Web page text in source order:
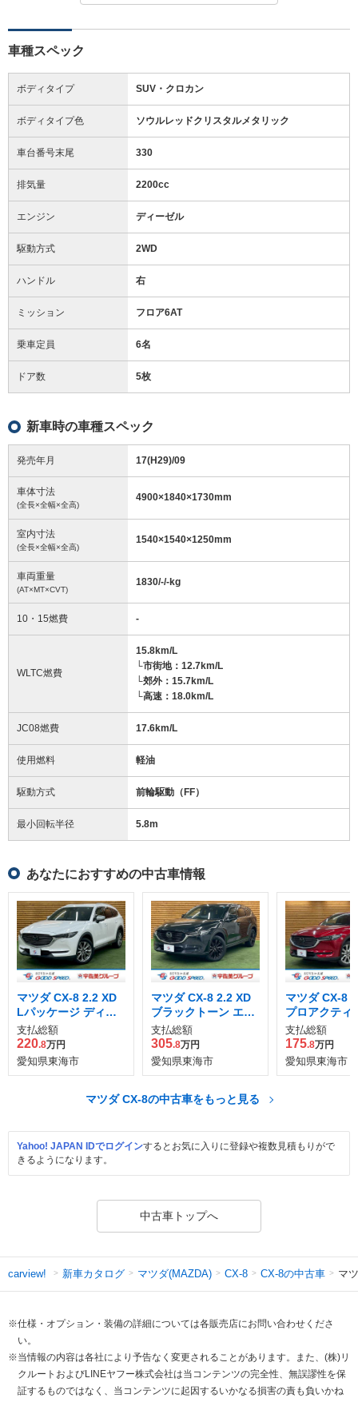
車種スペック
ボディタイプ SUV・クロカン
ボディタイプ色 ソウルレッドクリスタルメタリック
車台番号末尾 330
排気量 2200cc
エンジン ディーゼル
駆動方式 2WD
ハンドル 右
ミッション フロア6AT
乗車定員 6名
ドア数 5枚
新車時の車種スペック
発売年月 17(H29)/09
車体寸法
(全長×全幅×全高)
4900×1840×1730mm
室内寸法
(全長×全幅×全高)
1540×1540×1250mm
車両重量
(AT×MT×CVT)
1830/-/-kg
10・15燃費 -
WLTC燃費
15.8km/L
└市街地：12.7km/L
└郊外：15.7km/L
└高速：18.0km/L
JC08燃費 17.6km/L
使用燃料 軽油
駆動方式 前輪駆動（FF）
最小回転半径 5.8m
あなたにおすすめの中古車情報
マツダ CX-8 2.2 XD
Lパッケージ ディー
ゼルターボ
支払総額
220.8万円
愛知県東海市
マツダ CX-8 2.2 XD
ブラックトーン エデ
ィション ディーゼル
ターボ 4WD
支払総額
305.8万円
愛知県東海市
マツダ CX-8
プロアクティ
ーゼルターボ
支払総額
175.8万円
愛知県東海市
マツダ CX-8の中古車をもっと見る
Yahoo! JAPAN IDでログインするとお気に入りに登録や複数見積もりがで
きるようになります。
中古車トップへ
carview! 新車カタログ マツダ(MAZDA) CX-8 CX-8の中古車 マ
※仕様・オプション・装備の詳細については各販売店にお問い合わせくださ
い。
※当情報の内容は各社により予告なく変更されることがあります。また、(株)リ
クルートおよびLINEヤフー株式会社は当コンテンツの完全性、無誤謬性を保
証するものではなく、当コンテンツに起因するいかなる損害の責も負いかね